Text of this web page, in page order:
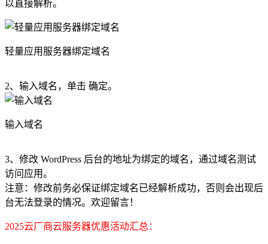
以直接解析。
轻量应用服务器绑定域名
2、输入域名，单击 确定。
输入域名
3、修改 WordPress 后台的地址为绑定的域名，通过域名测试
访问应用。
注意：修改前务必保证绑定域名已经解析成功，否则会出现后
台无法登录的情况。欢迎留言！
2025云厂商云服务器优惠活动汇总：